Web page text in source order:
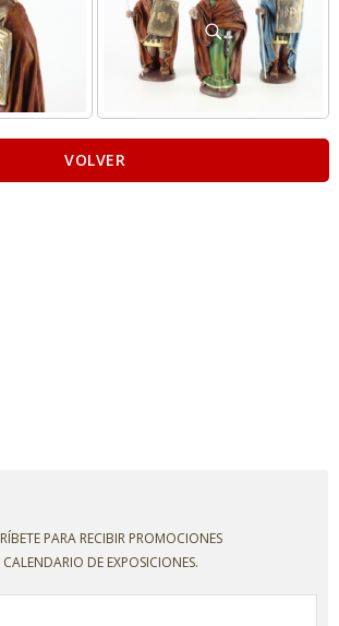
VOLVER
PARA RECIBIR PROMOCIONES
CALENDARIO DE EXPOSICIONES.